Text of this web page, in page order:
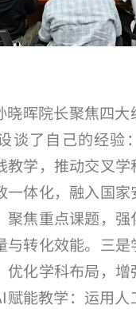
晓晖院长聚焦四
谈了自己的经验
教学，推动交叉
一体化，融入国家
焦重点课题，强
与转化效能。三是
优化学科布局，增
赋能教学：运用人